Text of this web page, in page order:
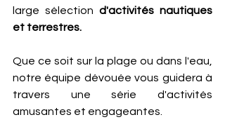
large sélection d'activités nautiques
et terrestres.
Que ce soit sur la plage ou dans l'eau,
notre équipe dévouée vous guidera à
travers une série d'activités
amusantes et engageantes.